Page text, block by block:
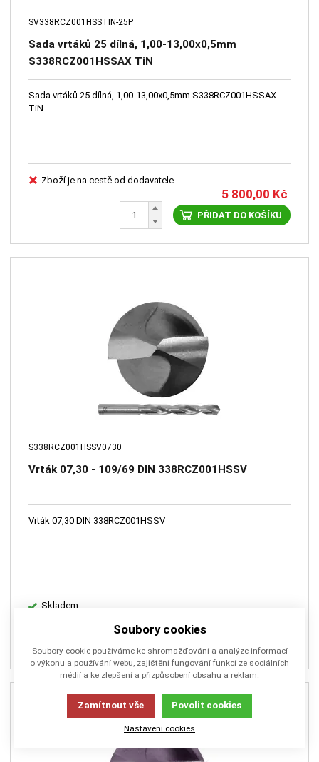
SV338RCZ001HSSTIN-25P
Sada vrtáků 25 dílná, 1,00-13,00x0,5mm
S338RCZ001HSSAX TiN
Sada vrtáků 25 dílná, 1,00-13,00x0,5mm S338RCZ001HSSAX
TiN
Zboží je na cestě od dodavatele
5 800,00 Kč
PŘIDAT DO KOŠÍKU
S338RCZ001HSSV0730
Vrták 07,30 - 109/69 DIN 338RCZ001HSSV
Vrták 07,30 DIN 338RCZ001HSSV
Skladem
Soubory cookies
Soubory cookie používáme ke shromažďování a analýze informací
o výkonu a používání webu, zajištění fungování funkcí ze sociálních
médií a ke zlepšení a přizpůsobení obsahu a reklam.
Zamítnout vše Povolit cookies
Nastavení cookies